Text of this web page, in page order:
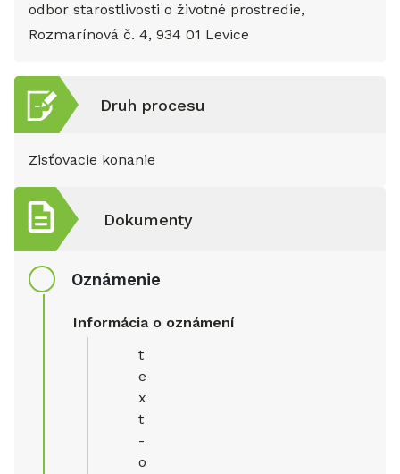
odbor starostlivosti o životné prostredie,
Rozmarínová č. 4, 934 01 Levice
Druh procesu
Zisťovacie konanie
Dokumenty
Oznámenie
Informácia o oznámení
t
e
x
t
-
o